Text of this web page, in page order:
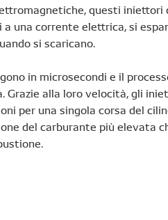
questi iniettori
una corrente elettrica, si
si scaricano.
in microsecondi e il
Grazie alla loro velocità, gli
per una singola corsa del
del carburante più elevata